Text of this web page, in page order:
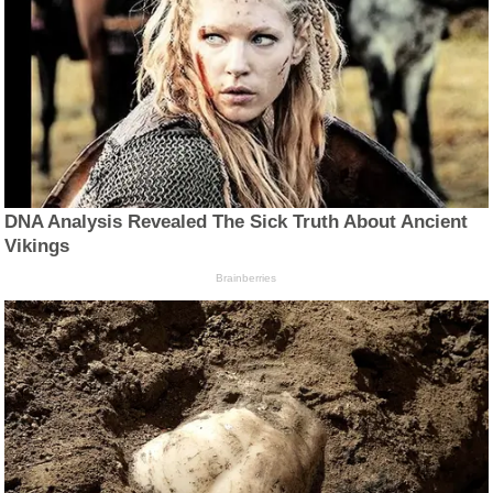
DNA Analysis Revealed The Sick Truth About Ancient
Vikings
Brainberries